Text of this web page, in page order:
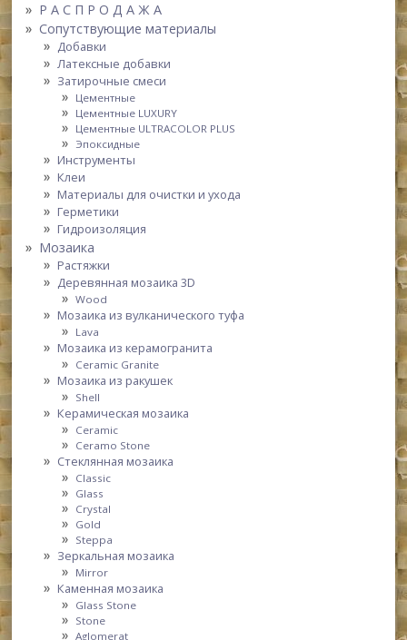
Р А С П Р О Д А Ж А
Сопутствующие материалы
Добавки
Латексные добавки
Затирочные смеси
Цементные
Цементные LUXURY
Цементные ULTRACOLOR PLUS
Эпоксидные
Инструменты
Клеи
Материалы для очистки и ухода
Герметики
Гидроизоляция
Мозаика
Растяжки
Деревянная мозаика 3D
Wood
Мозаика из вулканического туфа
Lava
Мозаика из керамогранита
Ceramic Granite
Мозаика из ракушек
Shell
Керамическая мозаика
Ceramic
Ceramo Stone
Стеклянная мозаика
Classic
Glass
Crystal
Gold
Steppa
Зеркальная мозаика
Mirror
Каменная мозаика
Glass Stone
Stone
Aglomerat